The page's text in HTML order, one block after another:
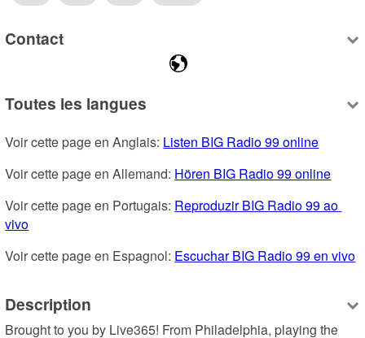
Contact
Toutes les langues
Voir cette page en Anglais: Listen BIG Radio 99 online
Voir cette page en Allemand: Hören BIG Radio 99 online
Voir cette page en Portugais: Reproduzir BIG Radio 99 ao
vivo
Voir cette page en Espagnol: Escuchar BIG Radio 99 en vivo
Description
Brought to you by Live365! From Philadelphia, playing the